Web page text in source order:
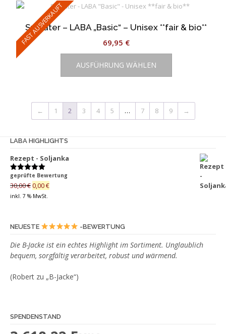
Varianten
Die
können
der
werden
FAST AUSVERKAUFT
Sweater – LABA „Basic“ – Unisex **fair & bio**
69,95 €
AUSFÜHRUNG WÄHLEN
Dieses
weist
Varianten
auf.
Produktseite
← 1 2 3 4 5 … 7 8 9 →
LABA HIGHLIGHTS
Rezept - Soljanka
Bewertet
mit5.00
von 5
geprüfte Bewertung
30,00€Ursprünglicher
Preis
0,00€Aktueller
inkl. 7 % MwSt.
NEUESTE -BEWERTUNG
Die B-Jacke ist ein echtes Highlight im Sortiment. Unglaublich
bequem, sorgfältig verarbeitet, robust und wärmend.
(Robert zu „B-Jacke“)
SPENDENSTAND